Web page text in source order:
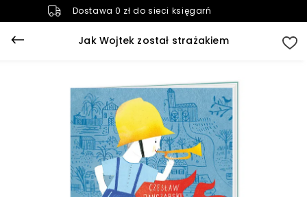
Dostawa 0 zł do sieci księgarń
Jak Wojtek został strażakiem